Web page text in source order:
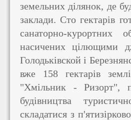
земельних ділянок, де
заклади. Сто гектарів
санаторно-
насичених цілющими
Голодьківской і
вже 158 гектарів
"Хмільник - Ризорт",
будівництва
складатися з